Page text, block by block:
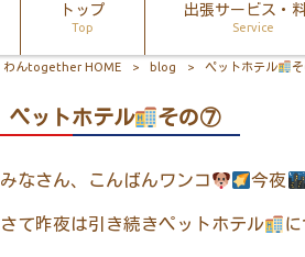
トップ
Top
出張サービス・
Service
わんtogether HOME > blog > ペットホテル
ペットホテル その⑦
みなさん、こんばんワンコ 今夜
さて昨夜は引き続きペットホテル